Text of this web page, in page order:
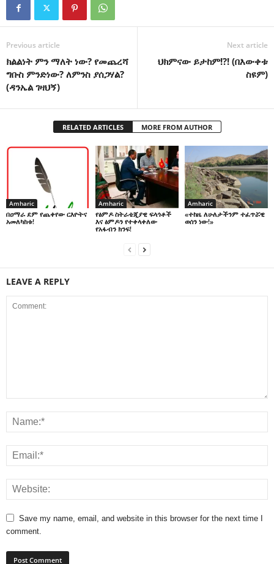
Previous article
ክልልነት ምን ማለት ነው? የመጨረሻ
ግቡስ ምንድነው? ለምንስ ያሰጋሃል?
(ዳንኤል ገዛህኝ)
Next article
ህክምናው ይታከም!?! (በእውቀቱ
ስዩም)
RELATED ARTICLES MORE FROM AUTHOR
Amharic
በዐማራ ደም የጨቀየው ርእዮትና
አመለካከቱ!
Amharic
የፅምዶ ስትራቴጂያዊ ፍላጎቶች
እና ፅምዶን የተቀላቀለው
የአፋብን ክንፍ!
Amharic
«ተከዜ ለሁለታችንም ተፈጥሯዊ
ወሰን ነው!»
LEAVE A REPLY
Save my name, email, and website in this browser for the next time I
comment.